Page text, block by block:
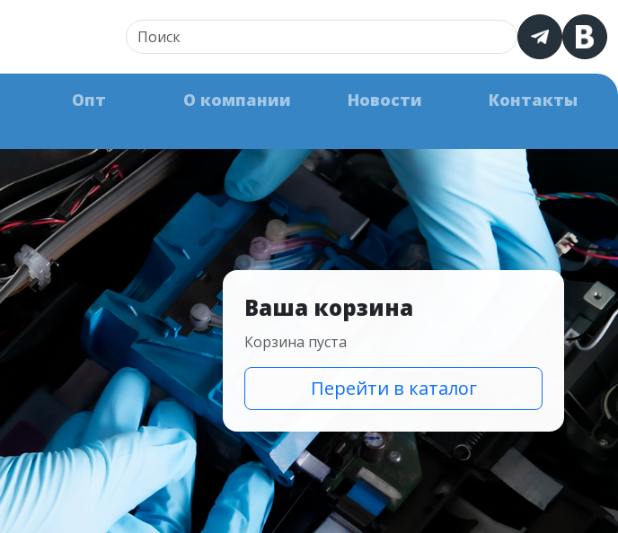
Опт О компании Новости Контакты
Ваша корзина
Корзина пуста
Перейти в каталог